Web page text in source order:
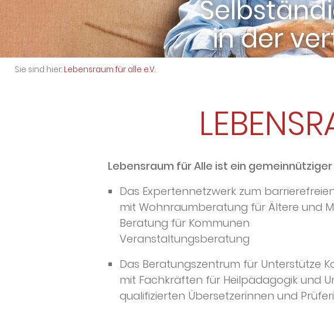
in derdas
Sie sind hier: Lebensraum für alle e.V.
Lebensraum für Alle ist ein
Das Expertennetzwerk zum
mit Wohnraumberatung für Ältere und
Beratung für Kommunen
Veranstaltungsberatung
Das Beratungszentrum für Unterstütze
mit Fachkräften für Heilpädagogik und
qualifizierten Übersetzerinnen und